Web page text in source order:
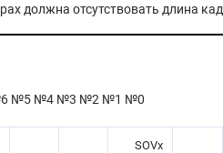
должна отсутствовать длина
№5 №4 №3 №2 №1 №0
SOVx